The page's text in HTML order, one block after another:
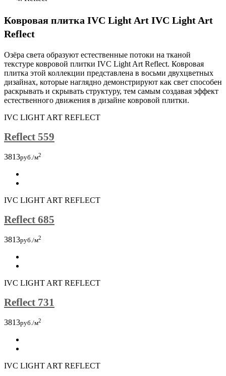
Ковровая плитка IVC Light Art IVC Light Art
Reflect
Озёра света образуют естественные потоки на тканой
текстуре ковровой плитки IVC Light Art Reflect. Ковровая
плитка этой коллекции представлена в восьми двухцветных
дизайнах, которые наглядно демонстрируют как свет способен
раскрывать и скрывать структуру, тем самым создавая эффект
естественного движения в дизайне ковровой плитки.
IVC LIGHT ART REFLECT
Reflect 559
3813руб./м2
IVC LIGHT ART REFLECT
Reflect 685
3813руб./м2
IVC LIGHT ART REFLECT
Reflect 731
3813руб./м2
IVC LIGHT ART REFLECT